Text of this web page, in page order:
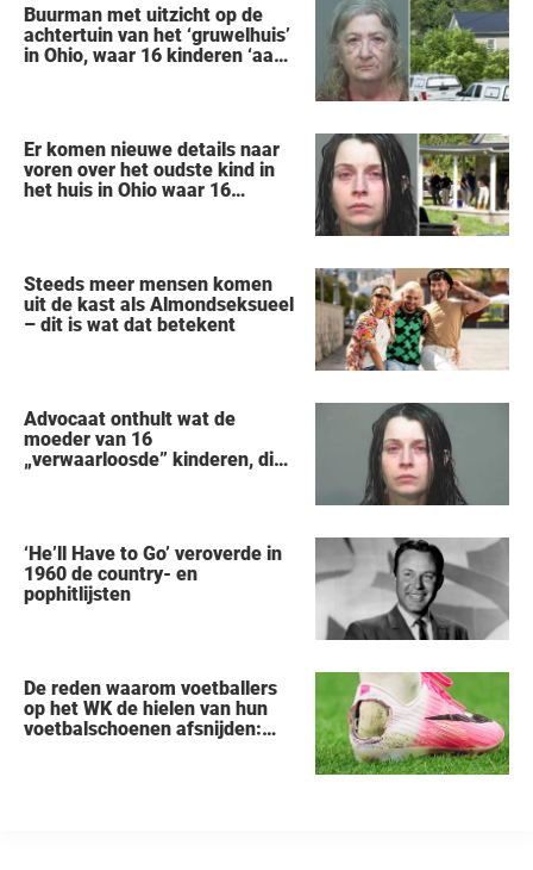
Buurman met uitzicht op de
achtertuin van het ‘gruwelhuis’
in Ohio, waar 16 kinderen ‘aan
Er komen nieuwe details naar
voren over het oudste kind in
het huis in Ohio waar 16
Steeds meer mensen komen
uit de kast als Almondseksueel
– dit is wat dat betekent
Advocaat onthult wat de
moeder van 16
„verwaarloosde” kinderen, die
‘He’ll Have to Go’ veroverde in
1960 de country- en
pophitlijsten
De reden waarom voetballers
op het WK de hielen van hun
voetbalschoenen afsnijden: